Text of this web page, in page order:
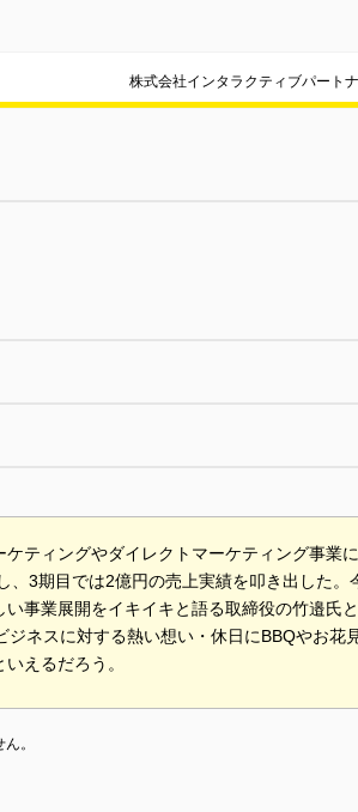
株式会社インタラクティブパート
ティングやダイレクトマーケティング事業
3期目では2億円の売上実績を叩き出した。
事業展開をイキイキと語る取締役の竹邉氏
ネスに対する熱い想い・休日にBBQやお花
えるだろう。
。